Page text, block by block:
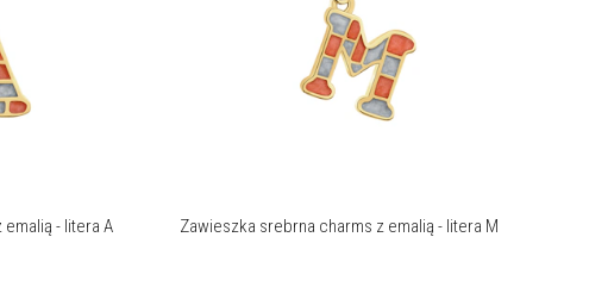
- litera A Zawieszka srebrna charms z emalią - litera M